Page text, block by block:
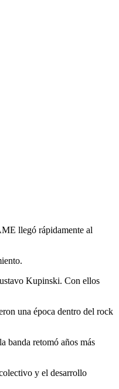
llegó rápidamente al
Kupinski. Con ellos
una época dentro del rock
banda retomó años más
y el desarrollo